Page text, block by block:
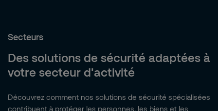
Secteurs
Des solutions de sécurité adaptées à
votre secteur d'activité
Découvrez comment nos solutions de sécurité spécialisées
contribuent à protéger les personnes, les biens et les